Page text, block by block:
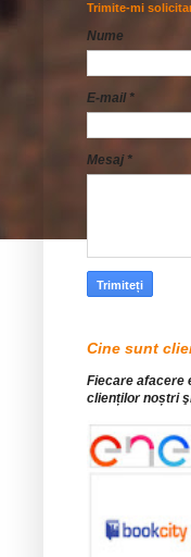
Trimite-mi
Nume
E-mail *
Mesaj *
Cine sunt
Fiecare afacere
clienților noștri